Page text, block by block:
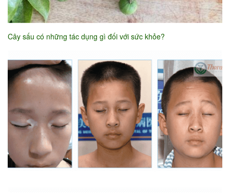
Cây sấu có những tác dụng gì đối với sức khỏe?